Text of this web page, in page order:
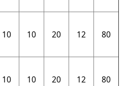
10 10 20 12 80
10 10 20 12 80